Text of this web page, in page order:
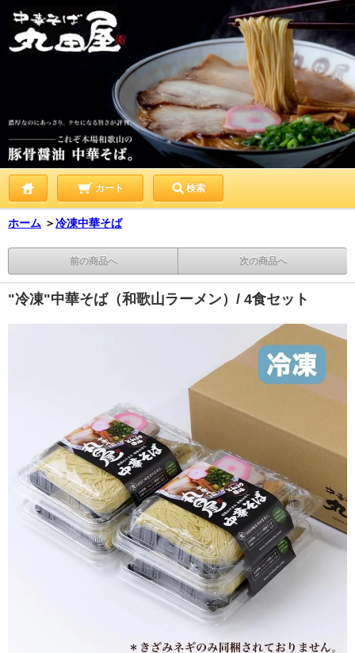
カート 検索
ホーム ＞冷凍中華そば
前の商品へ 次の商品へ
"冷凍"中華そば（和歌山ラーメン）/ 4食セット